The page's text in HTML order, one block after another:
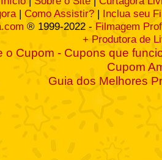
| Como Assistir? | Inclua seu
® 1999-2022 - Filmagem
+ Produtora de
o Cupom - Cupons que
Cupom
Guia dos Melhores